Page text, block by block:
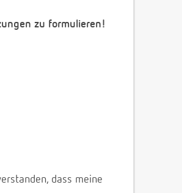
zu formulieren!
dass meine